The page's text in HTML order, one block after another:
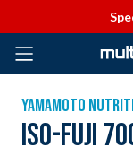
YAMAMOTO
ISO-FUJI